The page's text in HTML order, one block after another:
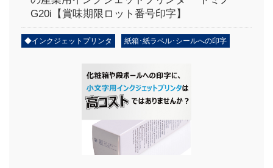
G20i【賞味期限ロット番号印字】
◆インクジェットプリンタ 紙箱･紙ラベル･シールへの印字